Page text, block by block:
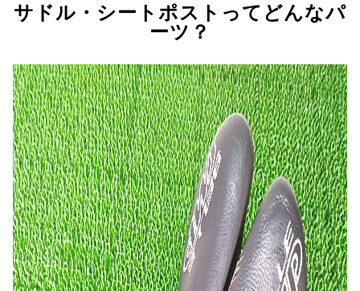
サドル・シートポストってどんなパ
ーツ？